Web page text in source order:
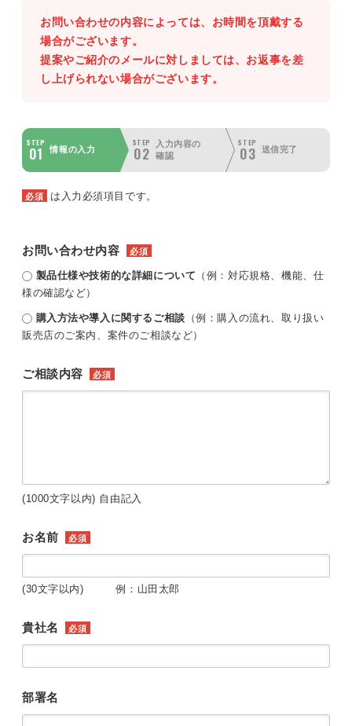
お問い合わせの内容によっては、お時間を頂戴する
場合がございます。
提案やご紹介のメールに対しましては、お返事を差
し上げられない場合がございます。
STEP
01 情報の入力
STEP
02
入力内容の
確認
STEP
03 送信完了
必須 は入力必須項目です。
お問い合わせ内容 必須
製品仕様や技術的な詳細について （例：対応規格、機能、仕
様の確認など）
購入方法や導入に関するご相談 （例：購入の流れ、取り扱い
販売店のご案内、案件のご相談など）
ご相談内容 必須
(1000文字以内) 自由記入
お名前 必須
(30文字以内) 例：山田太郎
貴社名 必須
部署名